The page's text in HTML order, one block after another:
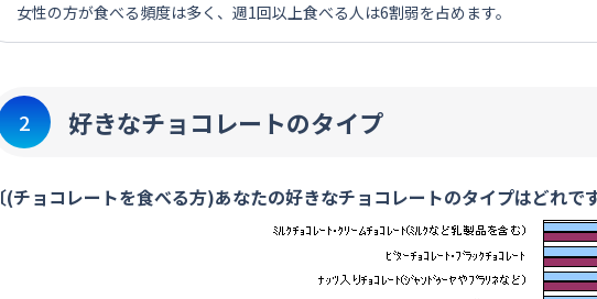
女性の方が食べる頻度は多く、週1回以上食べる人は6割弱を占めます。
2 好きなチョコレートのタイプ
〔(チョコレートを食べる方)あなたの好きなチョコレートのタイプはどれで